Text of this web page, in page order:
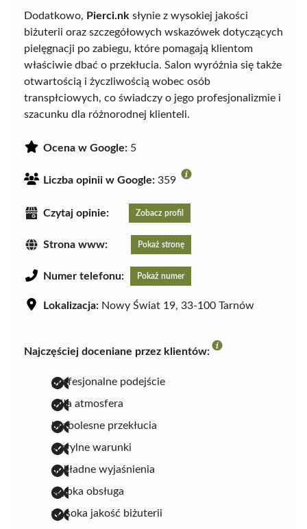
Dodatkowo, Pierci.nk słynie z wysokiej jakości
biżuterii oraz szczegółowych wskazówek dotyczących
pielęgnacji po zabiegu, które pomagają klientom
właściwie dbać o przekłucia. Salon wyróżnia się także
otwartością i życzliwością wobec osób
transpłciowych, co świadczy o jego profesjonalizmie i
szacunku dla różnorodnej klienteli.
Ocena w Google: 5
Liczba opinii w Google: 359
Czytaj opinie: Zobacz profil
Strona www: Pokaż stronę
Numer telefonu: Pokaż numer
Lokalizacja: Nowy Świat 19, 33-100 Tarnów
Najczęściej doceniane przez klientów:
profesjonalne podejście
miła atmosfera
bezbolesne przekłucia
sterylne warunki
dokładne wyjaśnienia
szybka obsługa
wysoka jakość biżuterii